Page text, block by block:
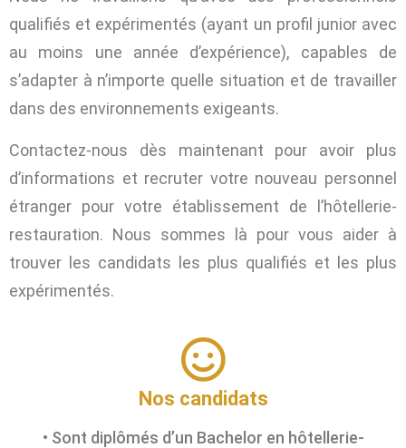
qualifiés et expérimentés (ayant un profil junior avec
au moins une année d’expérience), capables de
s’adapter à n’importe quelle situation et de travailler
dans des environnements exigeants.
Contactez-nous dès maintenant pour avoir plus
d’informations et recruter votre nouveau personnel
étranger pour votre établissement de l’hôtellerie-
restauration. Nous sommes là pour vous aider à
trouver les candidats les plus qualifiés et les plus
expérimentés.
Nos candidats
• Sont diplômés d’un Bachelor en hôtellerie-